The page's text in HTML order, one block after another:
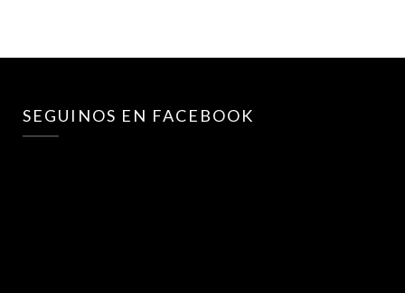
SEGUINOS EN FACEBOOK